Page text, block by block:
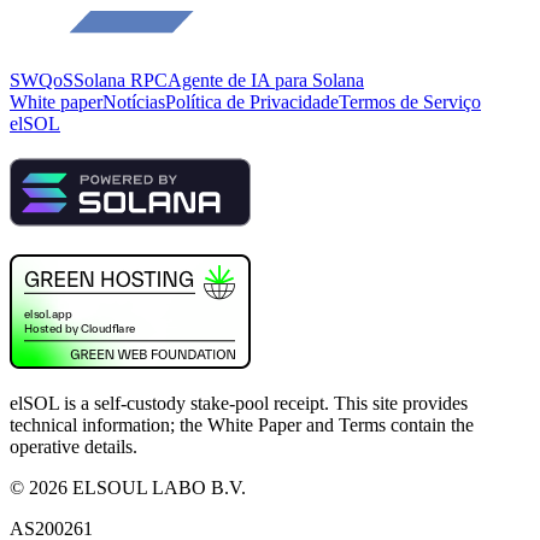
SWQoSSolana RPCAgente de IA para Solana
White paperNotíciasPolítica de PrivacidadeTermos de Serviço
elSOL
elSOL is a self-custody stake-pool receipt. This site provides
technical information; the White Paper and Terms contain the
operative details.
© 2026 ELSOUL LABO B.V.
AS200261